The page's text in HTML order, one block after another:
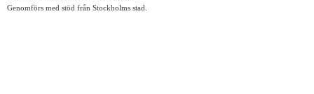
Genomförs med stöd från Stockholms stad.